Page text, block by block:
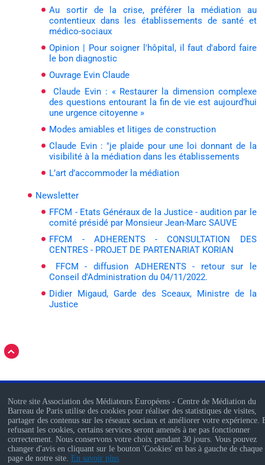
Au sortir de la crise, préférer la médiation au
contentieux dans les établissements de santé et
médico-sociaux
Opinion | Pour soigner l'hôpital, il faut d'abord faire
le bon diagnostic
Ouvrage Evin Claude
Claude Evin : « Restaurer la dimension complexe
des questions entourant la fin de vie est aujourd’hui
une urgence citoyenne »
Modes amiables et litiges de construction
Claude Evin : "je plaide pour une loi donnant de la
visibilité à la médiation dans les établissements
L’art d’accommoder la médiation
Newsletter
FFCM - Etats Généraux de la Justice - audition par le
comité présidé par Monsieur Jean-Marc SAUVE
FFCM - ADHERENTS - CONSULTATION DES
CENTRES - PROJET DE PARTENARIAT KORIAN
FFCM - diffusion ADHERENTS - retour sur le
Conseil d'Administration du 04/11/2022.
Didier Migaud, Garde des Sceaux, Ministre de la
Justice
AME - Association des Médiateurs Européens
Ordre des Avocats de Paris - Bureau des Associations - 4, Boulevard du
Palais – CS 80420 – 75053 Paris Cedex 01
Notre site Association des Médiateurs Européens - Centre de Médiation du
Barreau de Paris utilise des cookies pour réaliser des statistiques de visites,
partager des contenus sur les réseaux sociaux et améliorer votre expérience.
refusant les cookies, certains services seront amenés à ne pas fonctionner
correctement. Nous conservons votre choix pendant 30 jours. Vous pouvez
changer d'avis en cliquant sur le bouton 'Cookies' en bas à gauche de chaque
page de notre site.En savoir plus